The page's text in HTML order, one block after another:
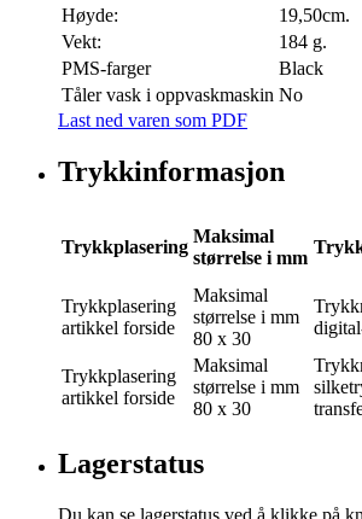
Høyde:
19,50cm.
Vekt:
184 g.
PMS-farger
Black
Tåler vask i oppvaskmaskin No
Last ned varen som PDF
Trykkinformasjon
Trykkplasering
Maksimal
størrelse i mm
Trykkplasering
artikkel forside
Maksimal
størrelse i mm
80 x 30
Trykkplasering
artikkel forside
Maksimal
størrelse i mm
80 x 30
Lagerstatus